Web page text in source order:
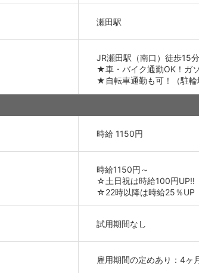
瀬田駅
JR瀬田駅（南口）徒歩15
★車・バイク通勤OK！ガ
★自転車通勤も可！（駐輪
時給 1150円
時給1150円～
☆土日祝は時給100円UP!!
☆22時以降は時給25％UP
試用期間なし
雇用期間の定めあり：4ヶ